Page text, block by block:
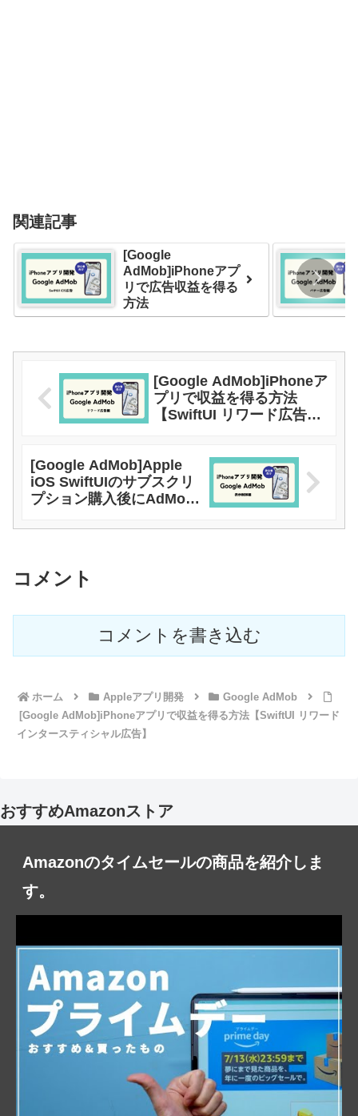
関連記事
[Google
AdMob]iPhoneアプ
リで広告収益を得る
方法
[Google AdMob]iPhoneア
プリで収益を得る方法
【SwiftUI リワード広告
[Google AdMob]Apple
iOS SwiftUIのサブスクリ
プション購入後にAdMob
にする。
コメント
コメントを書き込む
ホーム Appleアプリ開発
Google AdMob
[Google AdMob]iPhoneアプリで収益を得る方法【SwiftUI リワード
インタースティシャル広告】
おすすめAmazonストア
Amazonのタイムセールの商品を紹介しま
す。